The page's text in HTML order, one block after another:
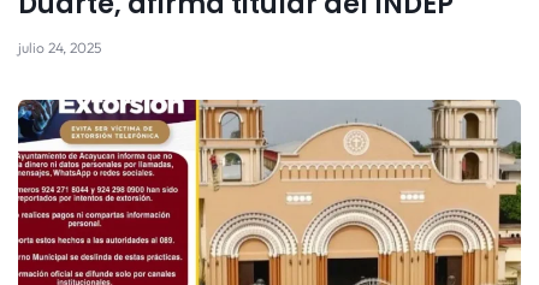
julio 24, 2025